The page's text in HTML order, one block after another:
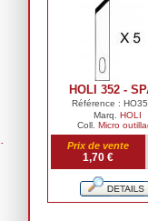
HOLI 352 -
Référence :
Marq. HOLI
Coll. Micro
Prix de vente
1,70 €